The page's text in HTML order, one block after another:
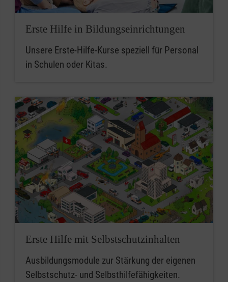
Erste Hilfe in Bildungseinrichtungen
Unsere Erste-Hilfe-Kurse speziell für Personal
in Schulen oder Kitas.
Erste Hilfe mit Selbstschutzinhalten
Ausbildungsmodule zur Stärkung der eigenen
Selbstschutz- und Selbsthilfefähigkeiten.